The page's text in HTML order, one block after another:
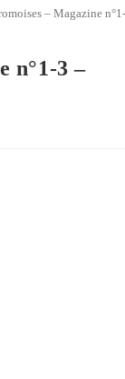
– Magazine
n°1-3 –